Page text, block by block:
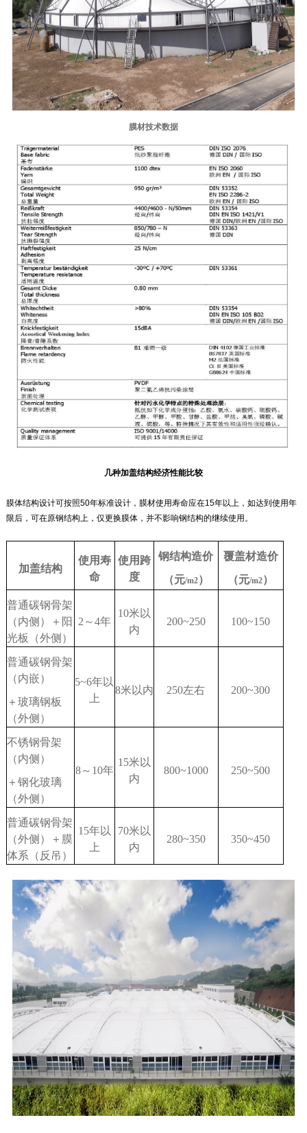
膜材技术数据
几种加盖结构经济性能比较
膜体结构设计可按照50年标准设计，膜材使用寿命应在15年以上，如达到使用年
限后，可在原钢结构上，仅更换膜体，并不影响钢结构的继续使用。
加盖结构
使用寿
命
使用跨
度
钢结构造价
（元/m2）
覆盖材造价
（元/m2）
普通碳钢骨架
（内侧）＋阳
光板（外侧）
2 ～4年
10米以
内
200~250 100~150
普通碳钢骨架
（内嵌）
＋玻璃钢板
（外侧）
5~6年以
上
8米以内 250左右 200~300
不锈钢骨架
（内侧）
＋钢化玻璃
（外侧）
8～ 10年
15米以
内
800~1000 250~500
普通碳钢骨架
（外侧）＋膜
体系（反吊）
15年以
上
70米以
内
280~350 350~450